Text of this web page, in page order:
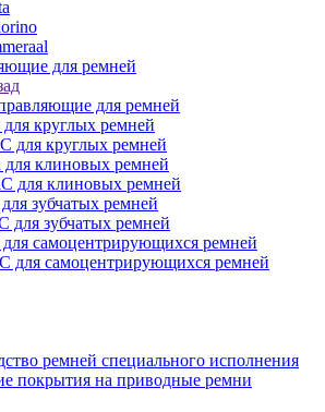
для ремней
для ремней
для круглых ремней
для круглых ремней
для клиновых ремней
для клиновых ремней
зубчатых ремней
для зубчатых ремней
самоцентрирующихся ремней
для самоцентрирующихся ремней
ремней специального исполнения
покрытия на приводные ремни